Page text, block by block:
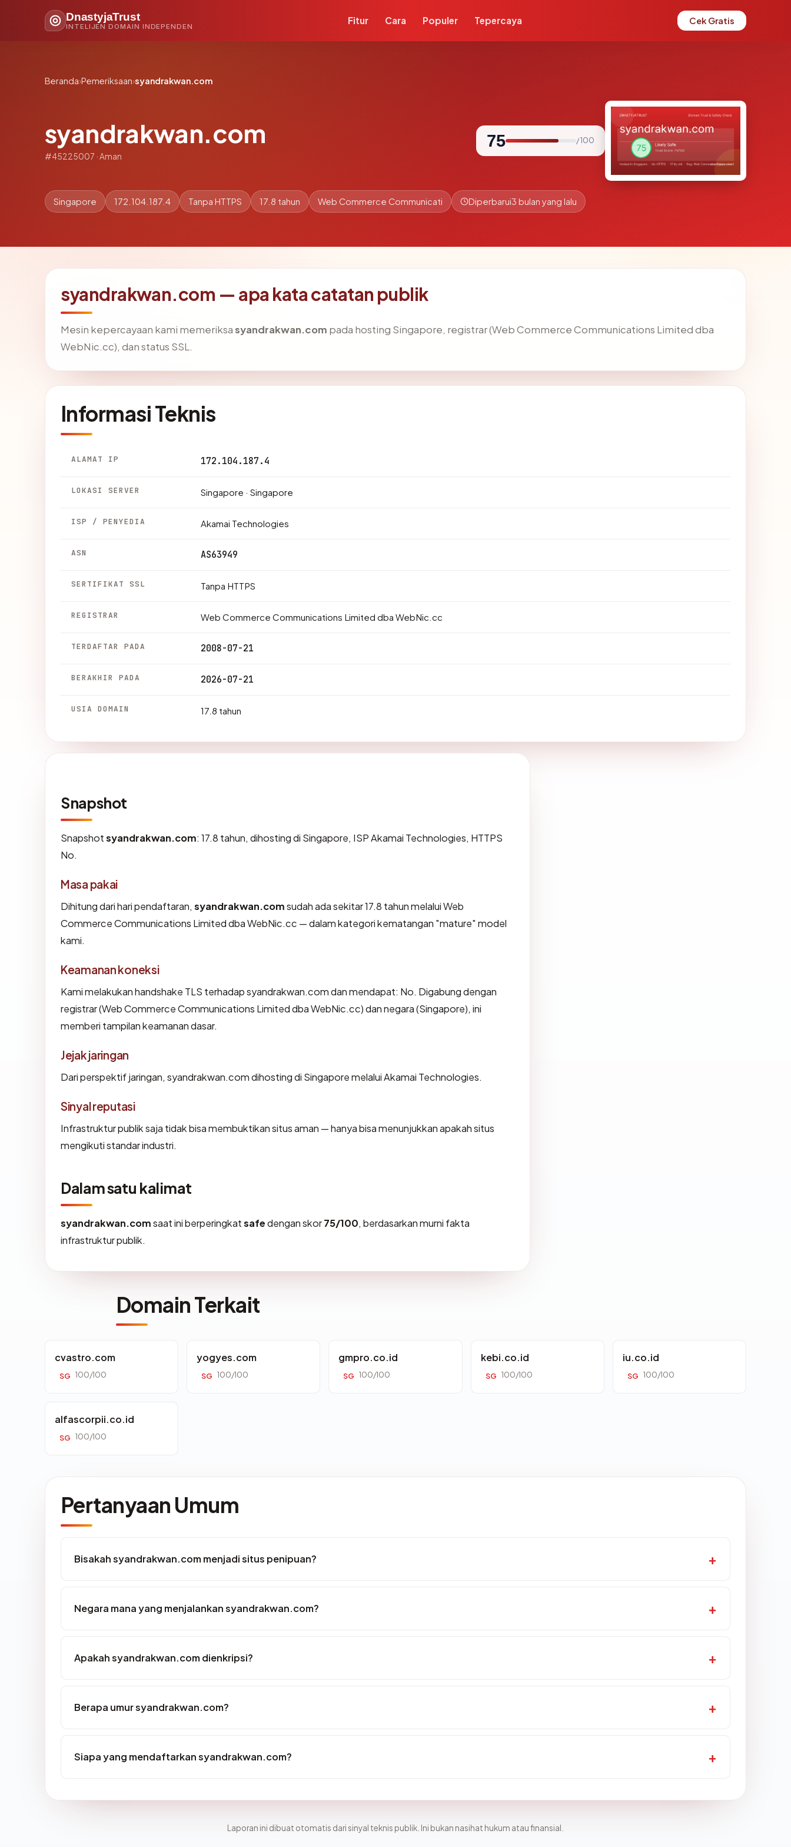
DnastyjaTrust
INTELIJEN DOMAIN INDEPENDEN
Fitur Cara Populer Tepercaya Cek Gratis
Beranda›Pemeriksaan›syandrakwan.com
syandrakwan.com
#45225007 · Aman
75 / 100
Singapore 172.104.187.4 Tanpa HTTPS 17.8 tahun Web Commerce Communicati Diperbarui3 bulan yang lalu
syandrakwan.com — apa kata catatan publik
Mesin kepercayaan kami memeriksasyandrakwan.com pada hosting Singapore, registrar (Web Commerce Communications Limited dba
WebNic.cc), dan status SSL.
Informasi Teknis
ALAMAT IP 172.104.187.4
LOKASI SERVER Singapore · Singapore
ISP / PENYEDIA Akamai Technologies
ASN AS63949
SERTIFIKAT SSL Tanpa HTTPS
REGISTRAR Web Commerce Communications Limited dba WebNic.cc
TERDAFTAR PADA 2008-07-21
BERAKHIR PADA 2026-07-21
USIA DOMAIN 17.8 tahun
Snapshot
Snapshotsyandrakwan.com: 17.8 tahun, dihosting di Singapore, ISP Akamai Technologies, HTTPS
No.
Masa pakai
Dihitung dari hari pendaftaran, syandrakwan.comsudah ada sekitar 17.8 tahun melalui Web
Commerce Communications Limited dba WebNic.cc — dalam kategori kematangan "mature" model
kami.
Keamanan koneksi
Kami melakukan handshake TLS terhadap syandrakwan.com dan mendapat: No. Digabung dengan
registrar (Web Commerce Communications Limited dba WebNic.cc) dan negara (Singapore), ini
memberi tampilan keamanan dasar.
Jejak jaringan
Dari perspektif jaringan, syandrakwan.com dihosting di Singapore melalui Akamai Technologies.
Sinyal reputasi
Infrastruktur publik saja tidak bisa membuktikan situs aman — hanya bisa menunjukkan apakah situs
mengikuti standar industri.
Dalam satu kalimat
syandrakwan.comsaat ini berperingkatsafedengan skor75/100, berdasarkan murni fakta
infrastruktur publik.
Domain Terkait
cvastro.com
SG 100/100
yogyes.com
SG 100/100
gmpro.co.id
SG 100/100
kebi.co.id
SG 100/100
iu.co.id
SG 100/100
alfascorpii.co.id
SG 100/100
Pertanyaan Umum
Bisakah syandrakwan.com menjadi situs penipuan?
Negara mana yang menjalankan syandrakwan.com?
Apakah syandrakwan.com dienkripsi?
Berapa umur syandrakwan.com?
Siapa yang mendaftarkan syandrakwan.com?
Laporan ini dibuat otomatis dari sinyal teknis publik. Ini bukan nasihat hukum atau finansial.